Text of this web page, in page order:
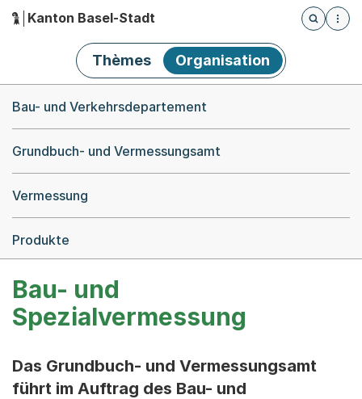
Hauptnavigation
Kanton Basel-Stadt
Öffnet
Thèmes Organisation
Bau- und Verkehrsdepartement
Grundbuch- und Vermessungsamt
Vermessung
Produkte
Bau- und
Spezialvermessung
Das Grundbuch- und Vermessungsamt
führt im Auftrag des Bau- und